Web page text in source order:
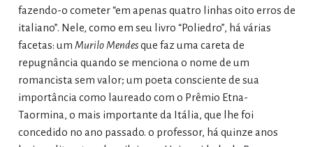
fazendo-o cometer “em apenas quatro linhas oito erros de
italiano”. Nele, como em seu livro “Poliedro”, há várias
facetas: um Murilo Mendesque faz uma careta de
repugnância quando se menciona o nome de um
romancista sem valor; um poeta consciente de sua
importância como laureado com o Prêmio Etna-
Taormina, o mais importante da Itália, que lhe foi
concedido no ano passado. o professor, há quinze anos